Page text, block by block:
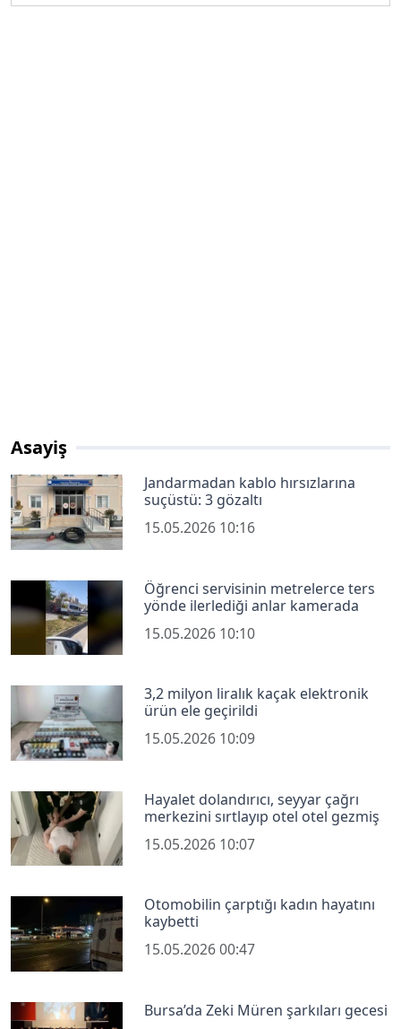
Asayiş
Jandarmadan kablo hırsızlarına
suçüstü: 3 gözaltı
15.05.2026 10:16
Öğrenci servisinin metrelerce ters
yönde ilerlediği anlar kamerada
15.05.2026 10:10
3,2 milyon liralık kaçak elektronik
ürün ele geçirildi
15.05.2026 10:09
Hayalet dolandırıcı, seyyar çağrı
merkezini sırtlayıp otel otel gezmiş
15.05.2026 10:07
Otomobilin çarptığı kadın hayatını
kaybetti
15.05.2026 00:47
Bursa’da Zeki Müren şarkıları gecesi